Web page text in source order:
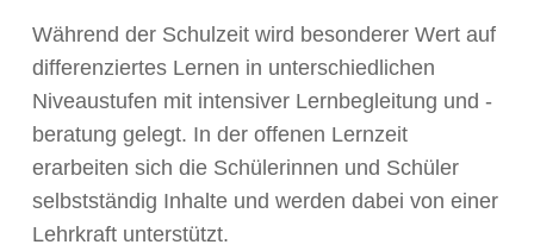
Während der Schulzeit wird besonderer Wert auf
differenziertes Lernen in unterschiedlichen
Niveaustufen mit intensiver Lernbegleitung und -
beratung gelegt. In der offenen Lernzeit
erarbeiten sich die Schülerinnen und Schüler
selbstständig Inhalte und werden dabei von einer
Lehrkraft unterstützt.